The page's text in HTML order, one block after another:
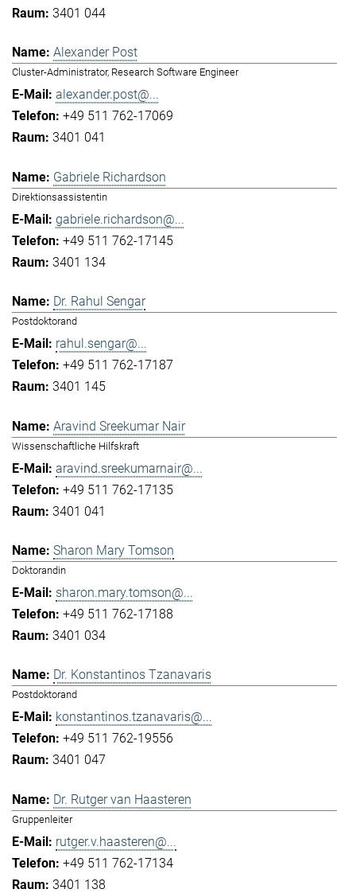
3401 044
Alexander Post
Cluster-Administrator, Research Software Engineer
alexander.post@...
+49 511 762-17069
3401 041
Gabriele Richardson
Direktionsassistentin
gabriele.richardson@...
+49 511 762-17145
3401 134
Dr. Rahul Sengar
Postdoktorand
rahul.sengar@...
+49 511 762-17187
3401 145
Aravind Sreekumar Nair
Wissenschaftliche Hilfskraft
aravind.sreekumarnair@...
+49 511 762-17135
3401 041
Sharon Mary Tomson
Doktorandin
sharon.mary.tomson@...
+49 511 762-17188
3401 034
Dr. Konstantinos Tzanavaris
Postdoktorand
konstantinos.tzanavaris@...
+49 511 762-19556
3401 047
Dr. Rutger van Haasteren
Gruppenleiter
rutger.v.haasteren@...
+49 511 762-17134
3401 138